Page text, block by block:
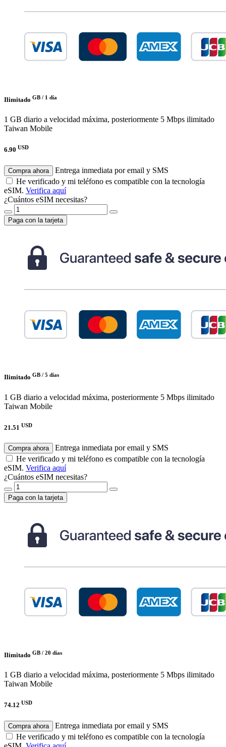
Ilimitado GB / 1 día
1 GB diario a velocidad máxima, posteriormente 5 Mbps ilimitado
Taiwan Mobile
6.90 USD
Compra ahora
Entrega inmediata por email y SMS
He verificado y mi teléfono es compatible con la tecnología
eSIM. Verifica aquí
¿Cuántos eSIM necesitas?
Paga con la tarjeta
Ilimitado GB / 5 días
1 GB diario a velocidad máxima, posteriormente 5 Mbps ilimitado
Taiwan Mobile
21.51 USD
Compra ahora
Entrega inmediata por email y SMS
He verificado y mi teléfono es compatible con la tecnología
eSIM. Verifica aquí
¿Cuántos eSIM necesitas?
Paga con la tarjeta
Ilimitado GB / 20 días
1 GB diario a velocidad máxima, posteriormente 5 Mbps ilimitado
Taiwan Mobile
74.12 USD
Compra ahora
Entrega inmediata por email y SMS
He verificado y mi teléfono es compatible con la tecnología